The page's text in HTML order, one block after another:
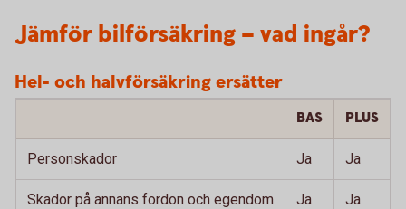
Jämför bilförsäkring – vad ingår?
Hel- och halvförsäkring ersätter
BAS PLUS
Personskador Ja Ja
Skador på annans fordon och egendom Ja Ja